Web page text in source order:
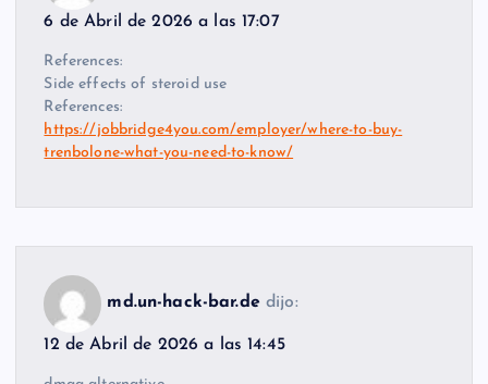
6 de Abril de 2026 a las 17:07
References:
Side effects of steroid use
References:
https://jobbridge4you.com/employer/where-to-buy-
trenbolone-what-you-need-to-know/
md.un-hack-bar.de dijo:
12 de Abril de 2026 a las 14:45